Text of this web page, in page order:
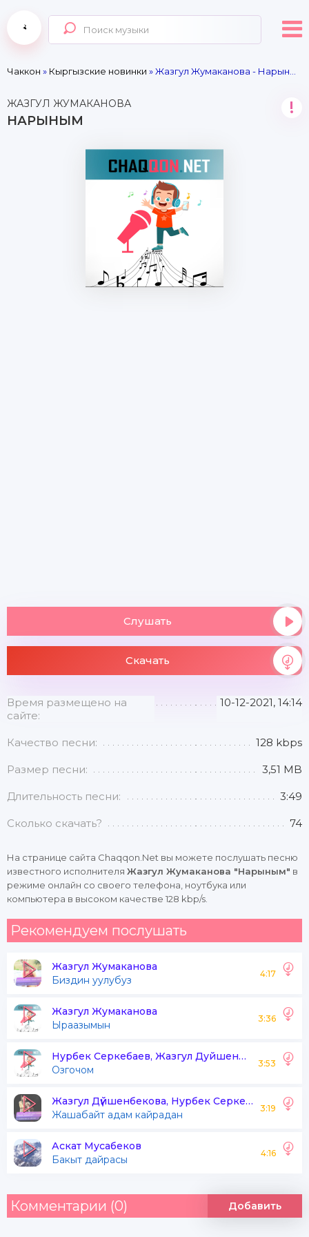
Чаккон » Кыргызские новинки » Жазгул Жумаканова - Нарыным
ЖАЗГУЛ ЖУМАКАНОВА
НАРЫНЫМ
!
Слушать
Скачать
Время размещено на
сайте:
10-12-2021, 14:14
Качество песни: 128 kbps
Размер песни: 3,51 MB
Длительность песни: 3:49
Сколько скачать? 74
На странице сайта Chaqqon.Net вы можете послушать песню
известного исполнителя Жазгул Жумаканова "Нарыным" в
режиме онлайн со своего телефона, ноутбука или
компьютера в высоком качестве 128 kbp/s.
Рекомендуем послушать
Жазгул Жумаканова
Биздин уулубуз
4:17
Жазгул Жумаканова
Ыраазымын
3:36
Нурбек Серкебаев, Жазгул Дуйшенбекова
Озгочом
3:53
Жазгул Дүйшенбекова, Нурбек Серкебаев
Жашабайт адам кайрадан
3:19
Аскат Мусабеков
Бакыт дайрасы
4:16
Комментарии (0) Добавить